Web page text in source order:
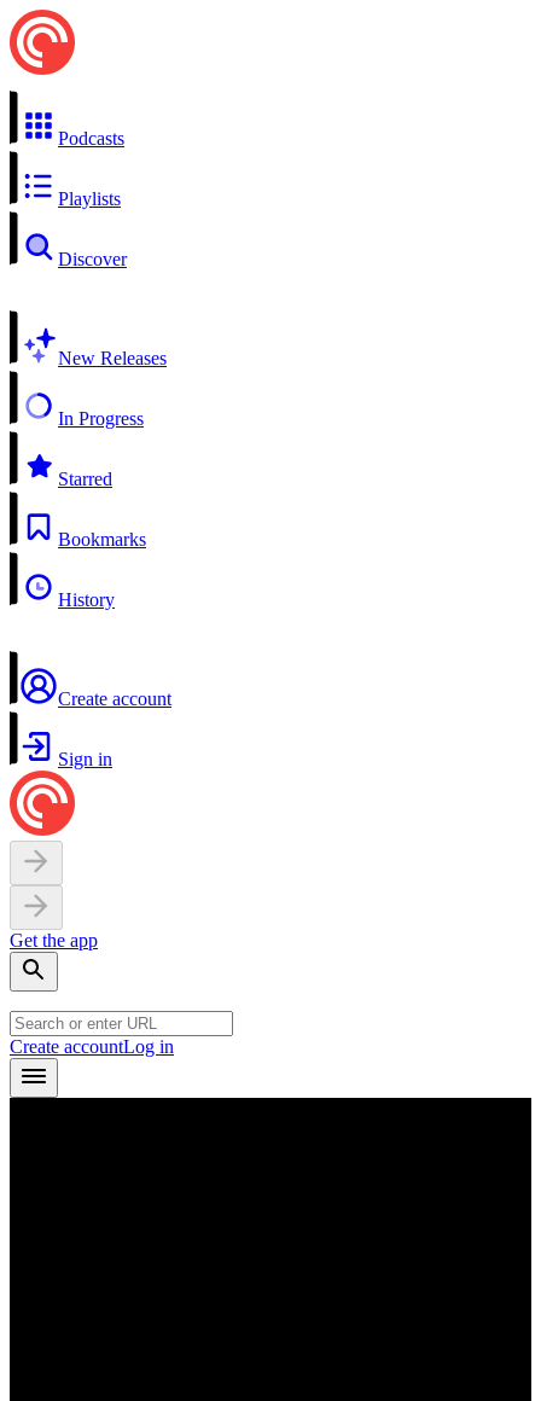
Podcasts
Playlists
Discover
New Releases
In Progress
Starred
Bookmarks
History
Create account
Sign in
Get the app
Create accountLog in